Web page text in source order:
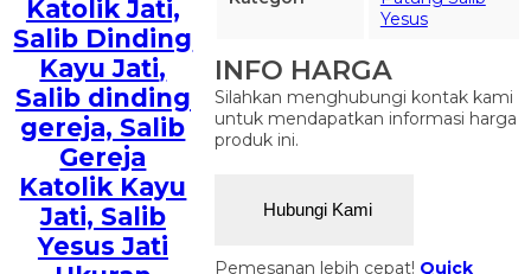
Yesus
INFO HARGA
Silahkan menghubungi kontak kami
untuk mendapatkan informasi harga
produk ini.
Hubungi Kami
Pemesanan lebih cepat! Quick
Katolik Jati,
Salib Dinding
Kayu Jati,
Salib dinding
gereja, Salib
Gereja
Katolik Kayu
Jati, Salib
Yesus Jati